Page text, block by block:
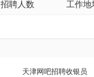
招聘人数 工作地
天津网吧招聘收银员